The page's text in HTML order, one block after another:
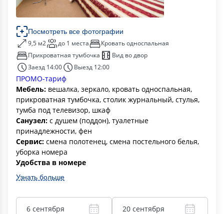
Посмотреть все фотографии
9,5 м2 до 1 места
Кровать односпальная
Прикроватная тумбочка
Вид во двор
Заезд 14:00
Выезд 12:00
ПРОМО-тариф
Мебель: вешалка, зеркало, кровать односпальная,
прикроватная тумбочка, столик журнальный, стулья,
тумба под телевизор, шкаф
Санузел: с душем (поддон), туалетные
принадлежности, фен
Сервис: смена полотенец, смена постельного белья,
уборка номера
Удобства в номере
Узнать больше
6 сентября 20 сентября